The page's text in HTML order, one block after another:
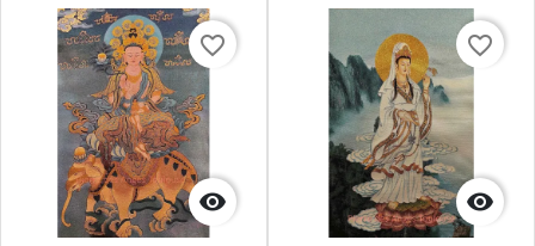

favorite_border

favorite_border